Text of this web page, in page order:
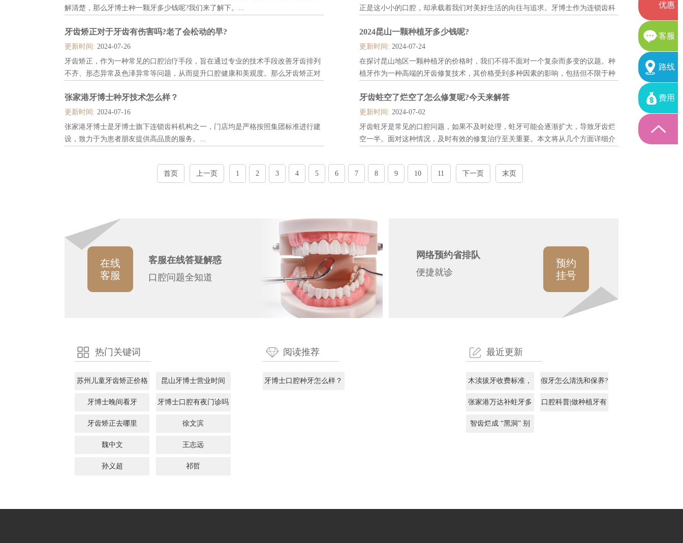
解清楚，那么牙博士种一颗牙多少钱呢?我们来了解下。...
正是这小小的口腔，却承载着我们对美好生活的向往与追求。牙博士作为连锁齿科
在去牙博士就诊前，很多患者朋友也会打听清楚门店的情况，比如牙博士一般几点
下班?下面一起来了解下。...
牙齿矫正对于牙齿有伤害吗?老了会松动的早?
更新时间: 2024-07-26
牙齿矫正，作为一种常见的口腔治疗手段，旨在通过专业的技术手段改善牙齿排列
不齐、形态异常及色泽异常等问题，从而提升口腔健康和美观度。那么牙齿矫正对
2024昆山一颗种植牙多少钱呢?
更新时间: 2024-07-24
在探讨昆山地区一颗种植牙的价格时，我们不得不面对一个复杂而多变的议题。种
植牙作为一种高端的牙齿修复技术，其价格受到多种因素的影响，包括但不限于种
因此，要全面解析昆山一颗种植牙的价格，需要从多个维度进行考量。...
张家港牙博士种牙技术怎么样？
更新时间: 2024-07-16
张家港牙博士是牙博士旗下连锁齿科机构之一，门店均是严格按照集团标准进行建
设，致力于为患者朋友提供高品质的服务。...
牙齿蛀空了烂空了怎么修复呢?今天来解答
更新时间: 2024-07-02
牙齿蛀牙是常见的口腔问题，如果不及时处理，蛀牙可能会逐渐扩大，导致牙齿烂
空一半。面对这种情况，及时有效的修复治疗至关重要。本文将从几个方面详细介
首页 上一页 1 2 3 4 5 6 7 8 9 10 11 下一页 末页
在线
客服
客服在线答疑解惑
口腔问题全知道
网络预约省排队
便捷就诊
预约
挂号
热门关键词
苏州儿童牙齿矫正价格 昆山牙博士营业时间
牙博士晚间看牙 牙博士口腔有夜门诊吗
牙齿矫正去哪里 徐文滨
魏中文 王志远
孙义超 祁哲
最近更新
木渎拔牙收费标准，
了解你拔牙要花费多
假牙怎么清洗和保养?
-口腔热点问题系列答
张家港万达补蛀牙多
少钱一颗？2025费用
口腔科普|做种植牙有
智齿烂成 “黑洞” 别
阅读推荐
牙博士口腔种牙怎么样？
优惠
>客服
路线
费用